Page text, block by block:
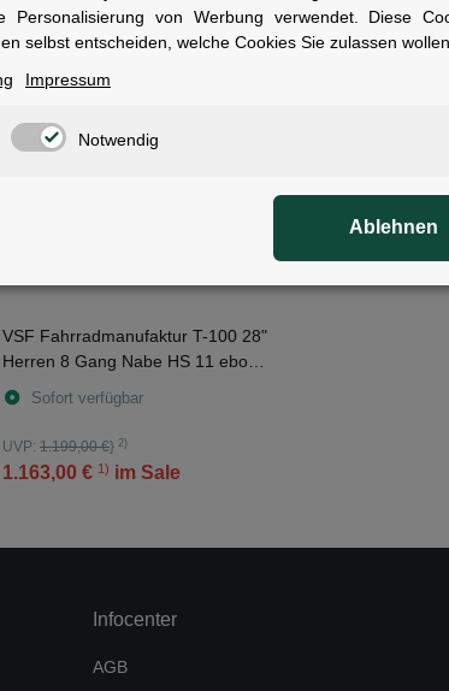
VSF Fahrradmanufaktur T-100 28"
Herren 8 Gang Nabe HS 11 ebony
matt
Sofort verfügbar
UVP: 1.199,00 €} 2)
1.163,00 € 1) im Sale
Infocenter
AGB
Personalisierung von Werbung verwendet. Diese
selbst entscheiden, welche Cookies Sie zulassen wollen.
Impressum
Notwendig
Ablehnen